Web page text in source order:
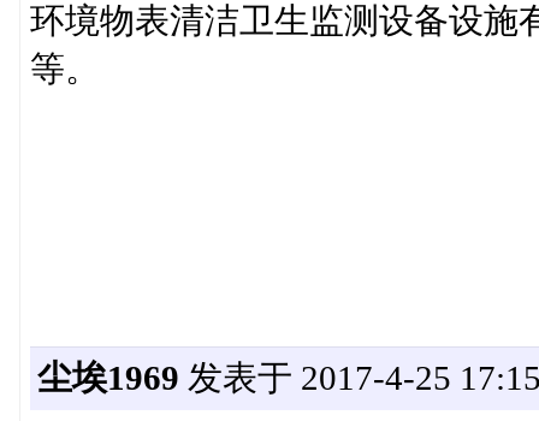
环境物表清洁卫生监测设备设施
等。
尘埃1969 发表于 2017-4-25